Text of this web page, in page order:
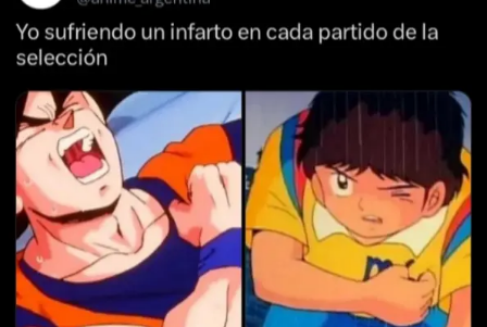
memes
anime
de
Argentina
vs
Egipto